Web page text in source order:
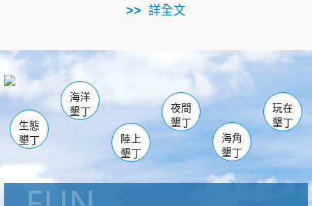
詳全文
南仁湖
海生館
恆春 佳樂水
龍鑾潭自然中心 森林遊樂區
瓊麻館
關山 墾管處遊客中心
社頂公園 風吹沙
船帆石
白砂 龍磐公園
香蕉灣
砂島
鵝鑾鼻
生態
墾丁
海洋
墾丁
陸上
墾丁
夜間
墾丁
海角
墾丁
玩在
墾丁